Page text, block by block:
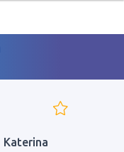
Katerina